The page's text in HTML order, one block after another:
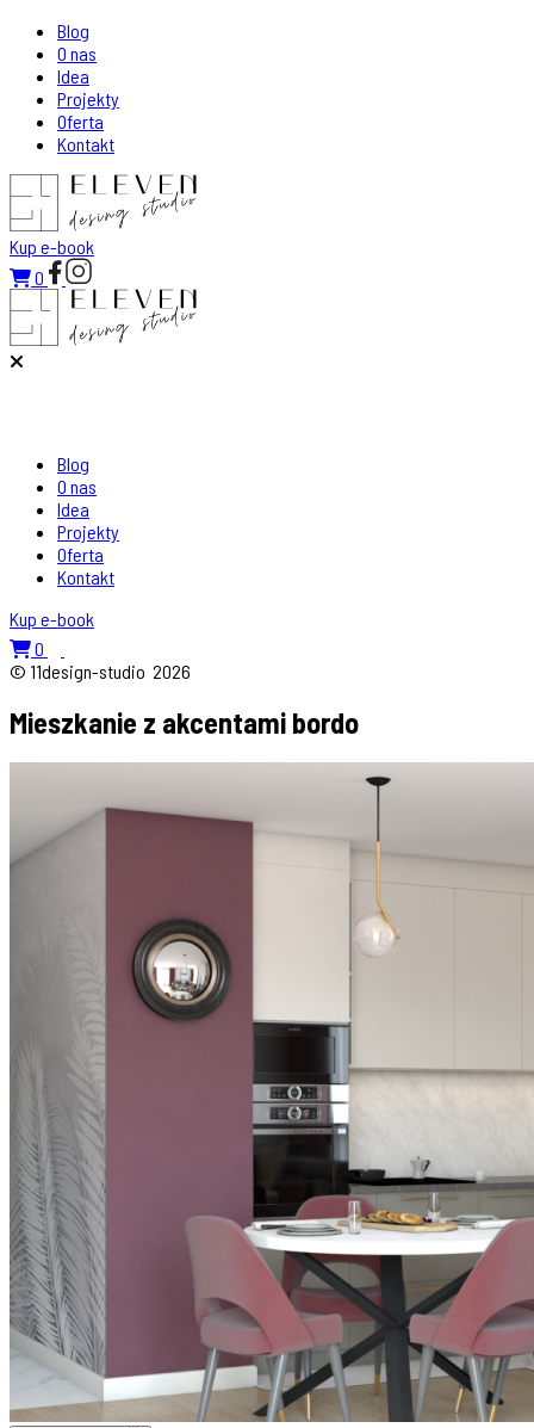
Blog
O nas
Idea
Projekty
Oferta
Kontakt
Kup e-book
0
Blog
O nas
Idea
Projekty
Oferta
Kontakt
Kup e-book
0
© 11design-studio 2026
Mieszkanie z akcentami bordo